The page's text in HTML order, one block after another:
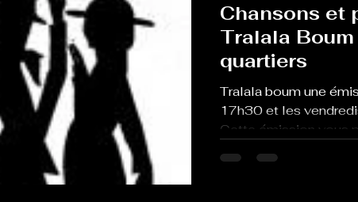
Chansons et
Tralala Boum
quartiers
Tralala boum une
17h30 et les
Cette émission vous